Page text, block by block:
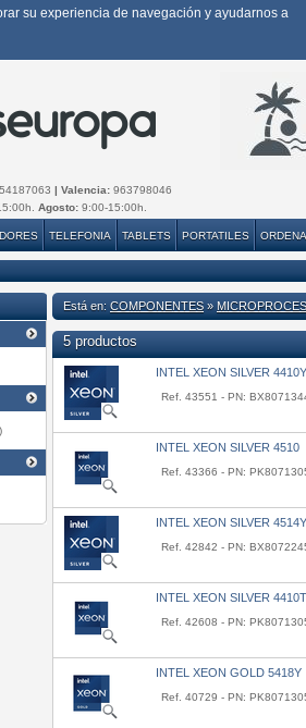
su experiencia de navegación y ayudarnos a
| Valencia: 963798046
Agosto: 9:00-15:00h.
TELEFONIA TABLETS PORTATILES
Está en: COMPONENTES »
5 productos
INTEL XEON SILVER 4410Y
Ref. 43551 - PN:
INTEL XEON SILVER 4510
Ref. 43366 - PN:
INTEL XEON SILVER 4514Y
Ref. 42842 - PN:
INTEL XEON SILVER 4410T
Ref. 42608 - PN:
INTEL XEON GOLD 5418Y
Ref. 40729 - PN: